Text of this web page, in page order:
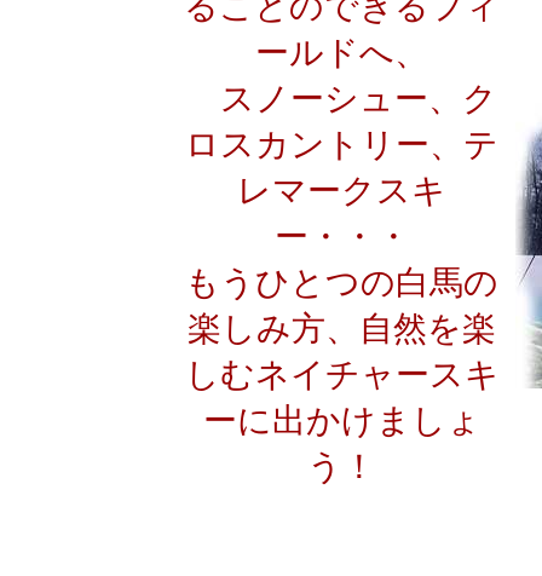
ールドへ、
スノーシュー、ク
ロスカントリー、テ
レマークスキ
ー・・・
もうひとつの白馬の
楽しみ方、自然を楽
しむネイチャースキ
ーに出かけましょ
う！